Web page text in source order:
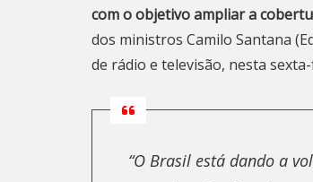
com o objetivo ampliar a
dos ministros Camilo Santana
de rádio e televisão, nesta
“O Brasil está dando a